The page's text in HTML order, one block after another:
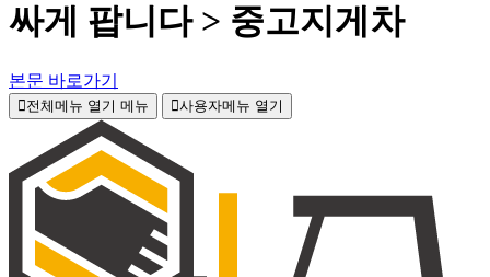
싸게 팝니다 > 중고지게차
본문 바로가기
전체메뉴 열기 메뉴 사용자메뉴 열기